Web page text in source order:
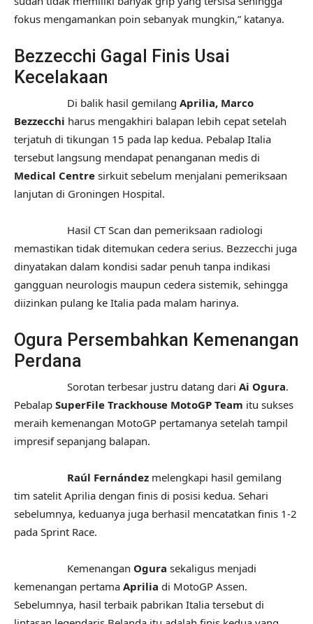
fokus mengamankan poin sebanyak mungkin,” katanya.
Bezzecchi Gagal Finis Usai
Kecelakaan
Di balik hasil gemilang Aprilia, Marco
Bezzecchi harus mengakhiri balapan lebih cepat setelah
terjatuh di tikungan 15 pada lap kedua. Pebalap Italia
tersebut langsung mendapat penanganan medis di
Medical Centre sirkuit sebelum menjalani pemeriksaan
lanjutan di Groningen Hospital.
Hasil CT Scan dan pemeriksaan radiologi
memastikan tidak ditemukan cedera serius. Bezzecchi juga
dinyatakan dalam kondisi sadar penuh tanpa indikasi
gangguan neurologis maupun cedera sistemik, sehingga
diizinkan pulang ke Italia pada malam harinya.
Ogura Persembahkan Kemenangan
Perdana
Sorotan terbesar justru datang dari Ai Ogura.
Pebalap SuperFile Trackhouse MotoGP Team itu sukses
meraih kemenangan MotoGP pertamanya setelah tampil
impresif sepanjang balapan.
Raúl Fernández melengkapi hasil gemilang
tim satelit Aprilia dengan finis di posisi kedua. Sehari
sebelumnya, keduanya juga berhasil mencatatkan finis 1-2
pada Sprint Race.
Kemenangan Ogura sekaligus menjadi
kemenangan pertama Aprilia di MotoGP Assen.
Sebelumnya, hasil terbaik pabrikan Italia tersebut di